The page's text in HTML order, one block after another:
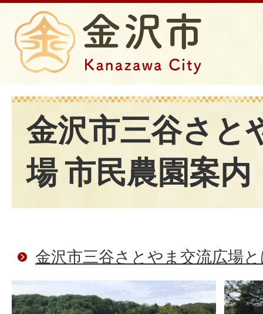
金沢市三谷さと
場 市民農園案内
金沢市三谷さとやま交流広場